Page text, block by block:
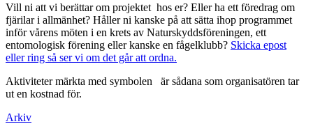
Vill ni att vi berättar om projektet hos er? Eller ha ett föredrag om
fjärilar i allmänhet? Håller ni kanske på att sätta ihop programmet
inför vårens möten i en krets av Naturskyddsföreningen, ett
entomologisk förening eller kanske en fågelklubb? Skicka epost
eller ring så ser vi om det går att ordna.
Aktiviteter märkta med symbolen
är sådana som organisatören tar
ut en kostnad för.
Arkiv